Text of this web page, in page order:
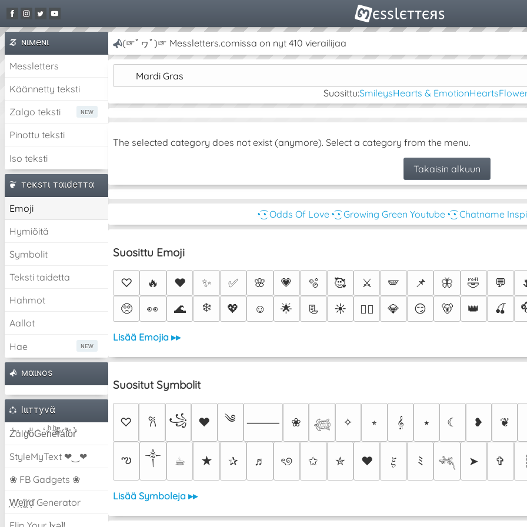
ɴιмeɴι
Messletters
Käännetty teksti
Zalgo teksti
Pinottu teksti
Iso teksti
тeĸѕтι тαιdeттα
Emoji
Hymiöitä
Symbolit
Teksti taidetta
Hahmot
Aallot
Hae
мαιɴoѕ
lιιттyvα̈
Z̾̽ảlg̀͐ͭ̽oͧG̀e̒̃nͪȅͪͫ̏̐r͌̑á͑t͌̑͛o̊r̓̐
StyleMyText ❤‿❤
❀ FB Gadgets ❀
͕͗W͕͕͗͗e͕͕͗͗i͕͕͗͗r͕͗d͕͗ Generator
(☞ﾟヮﾟ)☞ Messletters.comissa on nyt 410 vierailijaa
Mardi Gras
Suosittu:SmileysHearts & EmotionHearts
The selected category does not exist (anymore). Select a category from the menu.
Takaisin alkuun
◔͜͡◔ Odds Of Love ◔͜͡◔ Growing Green Youtube ◔͜͡◔ Chatname
Suosittu Emoji
♡ 🔥 ❤️ ✨ ✅ 🌸 💗 🫧 🥰 ⚔️ 🪽 📌 🦋 🤣 💬
🥺
👀 🌊 ❄️ 💖 ☺️ 🌟 📃 ☀️ ❤️‍🔥 💎 😏 🐻 👑 🍒
Lisää Emojia ▸▸
Suositut Symbolit
♡ 𐙚 ꧁ ♥ ༄ ⸻ ❀ 𓆉 ✧ ⭒ 𝄞 ⭑ ☾ ❥ ❦
ఌ ༒︎ ☕︎ ★ ✰ ♬ ৎ୭ ✩ ✮ ❤ 𝜉 ﾐ 𓆈 ➤ ✞ ┊
Lisää Symboleja ▸▸